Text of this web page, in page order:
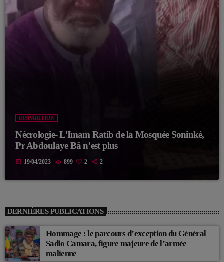
DISPARITION
Nécrologie- L’Imam Ratib de la Mosquée Soninké,
Pr Abdoulaye Bâ n’est plus
today 19/04/2023 899 2 2
DERNIÈRES PUBLICATIONS
Hommage : le parcours d’exception du Général
Sadio Camara, figure majeure de l’armée
malienne